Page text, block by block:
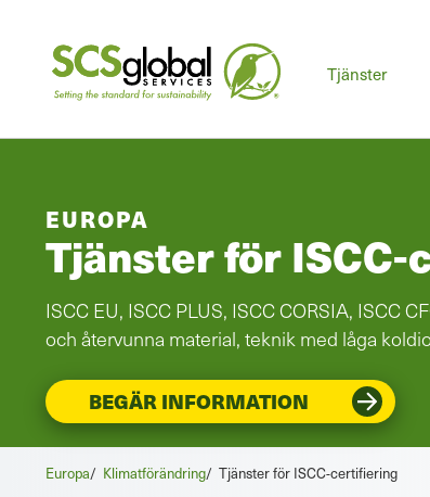
Tjänster
EUROPA
Tjänster för
ISCC EU, ISCC PLUS, ISCC CORSIA, ISCC
och återvunna material, teknik med låga
BEGÄR INFORMATION
Europa/ Klimatförändring/ Tjänster för ISCC-certifiering